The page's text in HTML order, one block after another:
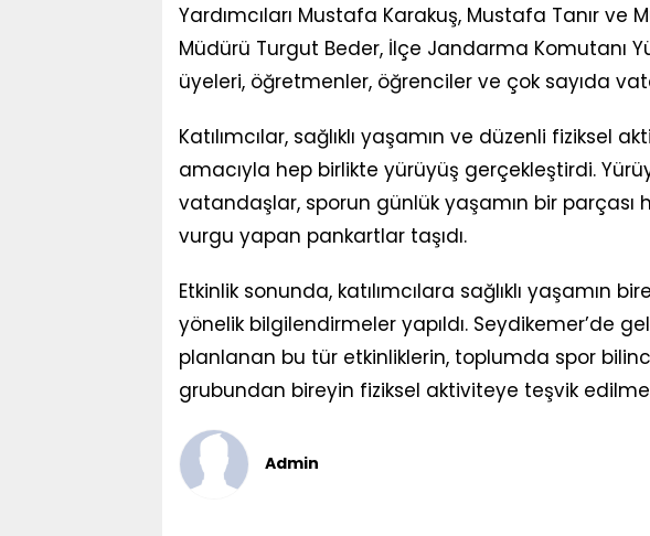
Yardımcıları Mustafa Karakuş, Mustafa Tanır ve
Müdürü Turgut Beder, İlçe Jandarma Komutanı
üyeleri, öğretmenler, öğrenciler ve çok sayıda
Katılımcılar, sağlıklı yaşamın ve düzenli fiziksel
amacıyla hep birlikte yürüyüş gerçekleştirdi.
vatandaşlar, sporun günlük yaşamın bir parçası
vurgu yapan pankartlar taşıdı.
Etkinlik sonunda, katılımcılara sağlıklı yaşamın
yönelik bilgilendirmeler yapıldı. Seydikemer’de
planlanan bu tür etkinliklerin, toplumda spor
grubundan bireyin fiziksel aktiviteye teşvik
Admin